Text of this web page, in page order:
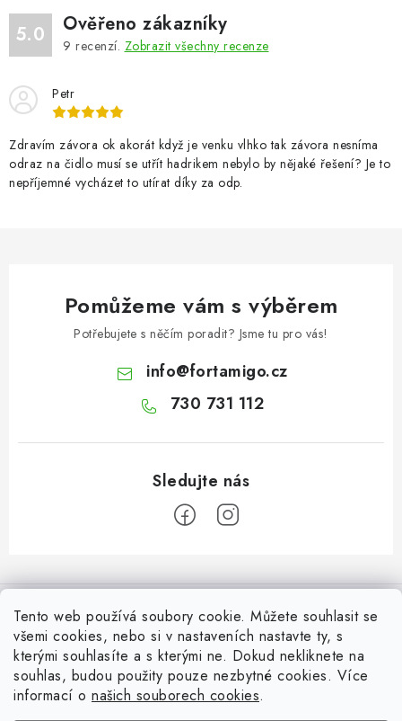
Tento web používá soubory cookie. Můžete souhlasit se
všemi cookies, nebo si v nastaveních nastavte ty, s
kterými souhlasíte a s kterými ne. Dokud nekliknete na
souhlas, budou použity pouze nezbytné cookies. Více
informací o našich souborech cookies.
KOMPONENTY PRO PLOTY
TESAŘSKÉ KOVÁNÍ
NEREZ, INOX
ARCHIV
Technická podpora
5.0 Ověřeno zákazníky
9 recenzí. Zobrazit všechny recenze
Petr
Zdravím závora ok akorát když je venku vlhko tak závora nesníma
odraz na čidlo musí se utřít hadrikem nebylo by nějaké řešení? Je to
nepříjemné vycházet to utírat díky za odp.
Pomůžeme vám s výběrem
Potřebujete s něčím poradit? Jsme tu pro vás!
info@fortamigo.cz
730 731 112
á
Informace pro Vás
Vrácení zboží
Často řešené situace při stavbě posuvné brány
Top z Technické podpory
Zapojení externího přijímače NICE OX2 do pohonu
Ověřeno zákazníky